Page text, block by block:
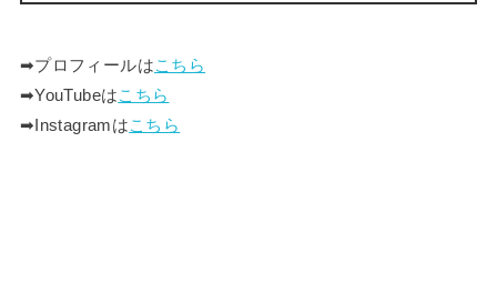
➡︎プロフィールはこちら
➡︎YouTubeはこちら
➡︎Instagramはこちら